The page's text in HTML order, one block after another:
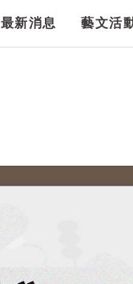
最新消息 藝文活